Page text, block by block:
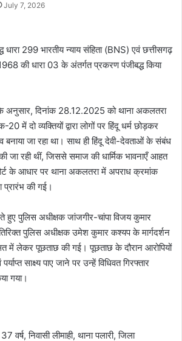
July 7, 2026
धारा 299 भारतीय न्याय संहिता (BNS) एवं छत्तीसगढ़
की धारा 03 के अंतर्गत प्रकरण पंजीबद्ध किया
अनुसार, दिनांक 28.12.2025 को थाना अकलतरा
20 में दो व्यक्तियों द्वारा लोगों पर हिंदू धर्म छोड़कर
बनाया जा रहा था। साथ ही हिंदू देवी-देवताओं के संबंध
जा रही थीं, जिससे समाज की धार्मिक भावनाएँ आहत
के आधार पर थाना अकलतरा में अपराध क्रमांक
की गई।
हुए पुलिस अधीक्षक जांजगीर-चांपा विजय कुमार
पुलिस अधीक्षक उमेश कुमार कश्यप के मार्गदर्शन
में लेकर पूछताछ की गई। पूछताछ के दौरान आरोपियों
साक्ष्य पाए जाने पर उन्हें विधिवत गिरफ्तार
गया।
निवासी लीमाही, थाना पलारी, जिला